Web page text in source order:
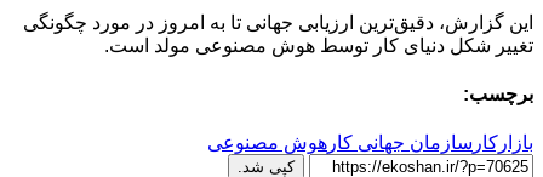
این گزارش، دقیق‌ترین ارزیابی جهانی تا به امروز در مورد چگونگی
تغییر شکل دنیای کار توسط هوش مصنوعی مولد است.
برچسب:
بازارکار سازمان جهانی کار هوش مصنوعی
کپی شد.